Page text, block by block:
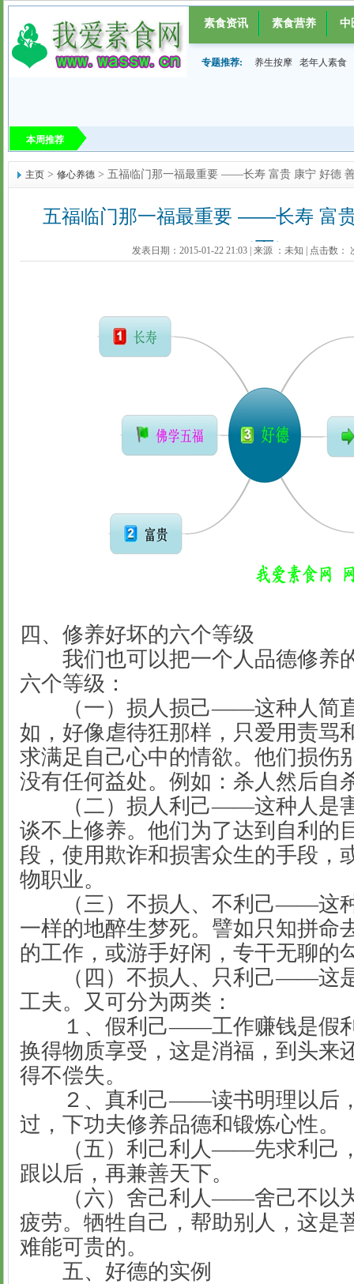
素食资讯 素食营养 中
专题推荐: 养生按摩 老年人素食
本周推荐
主页 > 修心养德 > 五福临门那一福最重要 ——长寿 富贵 康宁 好德
五福临门那一福最重要 ——长寿 富
（下）
发表日期：2015-01-22 21:03 来源 ： 未知 点击数：
四、修养好坏的六个等级
我们也可以把一个人品德修养
六个等级：
（一）损人损己——这种人简
如，好像虐待狂那样，只爱用责骂
求满足自己心中的情欲。他们损伤
没有任何益处。例如：杀人然后自
（二）损人利己——这种人是害
谈不上修养。他们为了达到自利的
段，使用欺诈和损害众生的手段，
物职业。
（三）不损人、不利己——这种
一样的地醉生梦死。譬如只知拼命
的工作，或游手好闲，专干无聊的
（四）不损人、只利己——这是
工夫。又可分为两类：
１、假利己——工作赚钱是假利
换得物质享受，这是消福，到头来
得不偿失。
２、真利己——读书明理以后
过，下功夫修养品德和锻炼心性。
（五）利己利人——先求利己，
跟以后，再兼善天下。
（六）舍己利人——舍己不以为
疲劳。牺牲自己，帮助别人，这是
难能可贵的。
五、好德的实例